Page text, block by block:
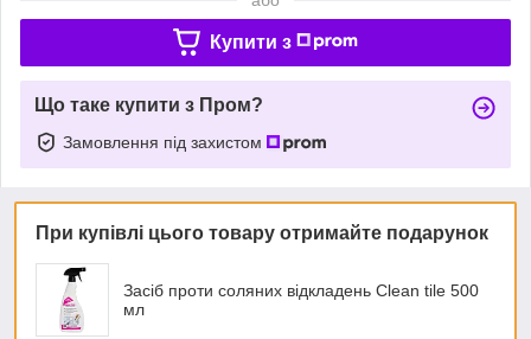
Купити з
Що таке купити з Пром?
Замовлення під захистом
При купівлі цього товару отримайте подарунок
Засіб проти соляних відкладень Clean tile 500
мл